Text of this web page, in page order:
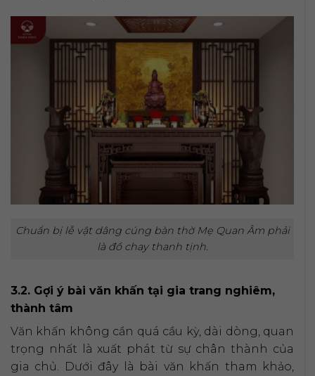
Chuẩn bị lễ vật dâng cúng bàn thờ Mẹ Quan Âm phải
là đồ chay thanh tịnh.
3.2. Gợi ý bài văn khấn tại gia trang nghiêm,
thành tâm
Văn khấn không cần quá cầu kỳ, dài dòng, quan
trọng nhất là xuất phát từ sự chân thành của
gia chủ. Dưới đây là bài văn khấn tham khảo,